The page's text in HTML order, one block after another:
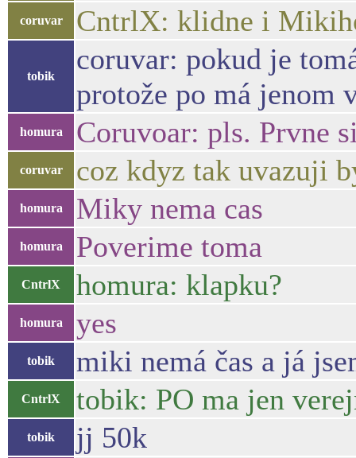
coruvar CntrlX: klidne i
tobik
coruvar: pokud je
protože po má jenom
homura Coruvoar: pls. Prvne
coruvar coz kdyz tak uvazuji
homura Miky nema cas
homura Poverime toma
CntrlX homura: klapku?
homura yes
tobik miki nemá čas a já
CntrlX tobik: PO ma jen
tobik jj 50k